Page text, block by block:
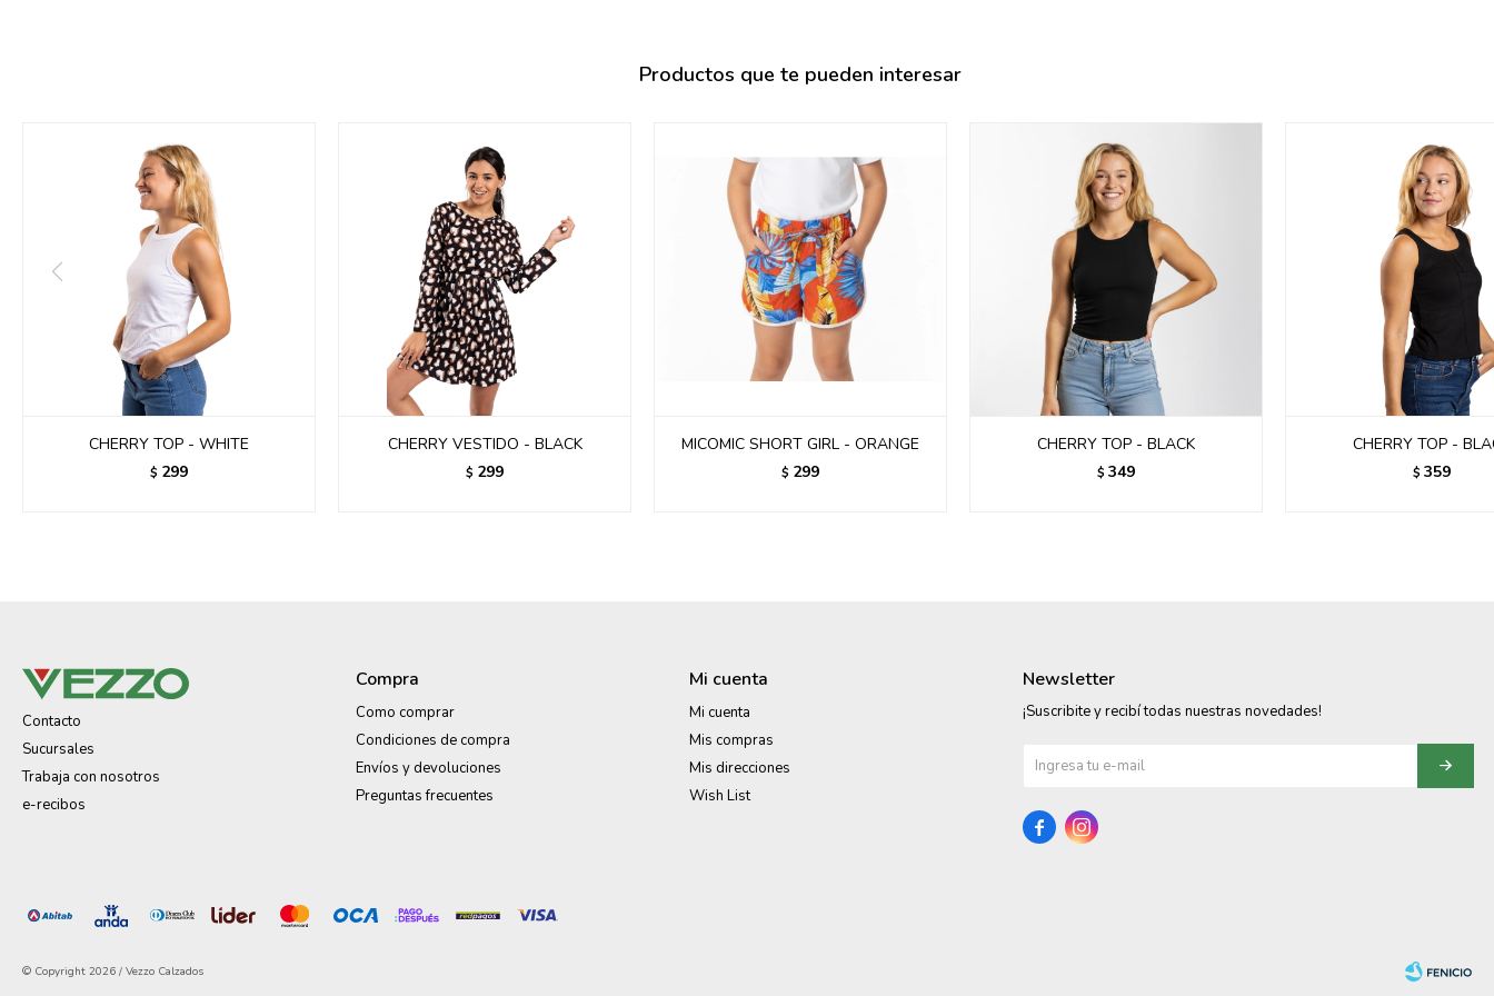
Productos que te pueden interesar
CHERRY TOP - WHITE
$ 299
CHERRY VESTIDO - BLACK
$ 299
MICOMIC SHORT GIRL - ORANGE
$ 299
CHERRY TOP - BLACK
$ 349
CHERRY TOP -
$ 359
095900383
095900354
Contacto
Sucursales
Trabaja con nosotros
e-recibos
Compra
Como comprar
Condiciones de compra
Envíos y devoluciones
Preguntas frecuentes
Mi cuenta
Mi cuenta
Mis compras
Mis direcciones
Wish List
Newsletter
¡Suscribite y recibí todas nuestras novedades!
 
© Copyright 2026 / Vezzo Calzados